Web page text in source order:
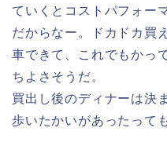
ていくとコストパフォー
だからなー。ドカドカ買
車できて、これでもかっ
ちよさそうだ。
買出し後のディナーは決
歩いたかいがあったって